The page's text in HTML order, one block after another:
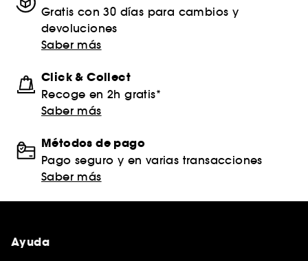
Gratis con 30 días para cambios y
devoluciones
Saber más
Click & Collect
Recoge en 2h gratis*
Saber más
Métodos de pago
Pago seguro y en varias transacciones
Saber más
Ayuda